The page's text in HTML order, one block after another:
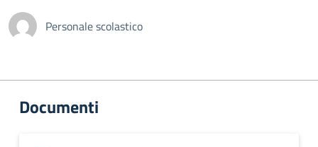
Personale scolastico
Documenti